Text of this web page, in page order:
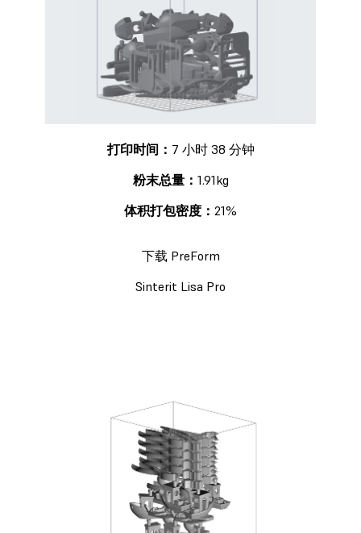
打印时间： 7 小时 38 分钟
粉末总量： 1.91kg
体积打包密度： 21%
下载 PreForm
Sinterit Lisa Pro